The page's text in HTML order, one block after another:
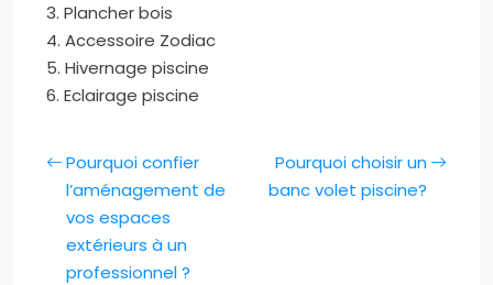
3. Plancher bois
4. Accessoire Zodiac
5. Hivernage piscine
6. Eclairage piscine
Pourquoi confier
l’aménagement de
vos espaces
extérieurs à un
professionnel ?
Pourquoi choisir un
banc volet piscine?